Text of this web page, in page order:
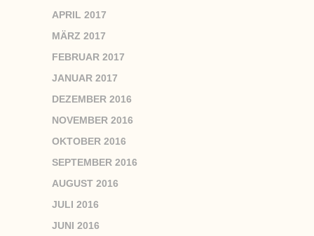
APRIL 2017
MÄRZ 2017
FEBRUAR 2017
JANUAR 2017
DEZEMBER 2016
NOVEMBER 2016
OKTOBER 2016
SEPTEMBER 2016
AUGUST 2016
JULI 2016
JUNI 2016